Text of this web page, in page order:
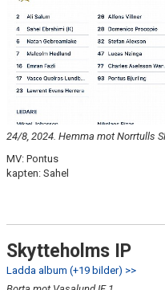
24/8, 2024. Hemma mot Norrtulls
MV: Pontus
kapten: Sahel
Skytteholms IP
Ladda album (+19 bilder) >>